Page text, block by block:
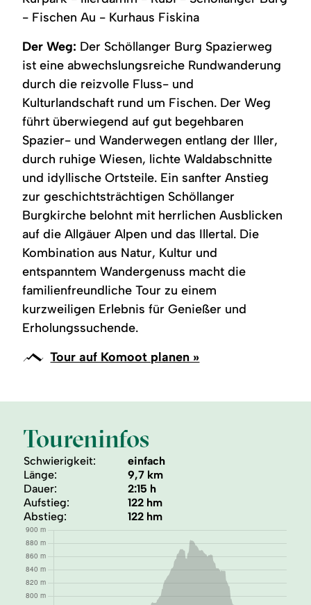
Kurpark
ergeben
die
imposantem
Nebelhorn
Rubihorn
- Fischen Au - Kurhaus Fiskina
Der Weg: Der Schöllanger Burg Spazierweg
ist eine abwechslungsreiche Rundwanderung
durch die reizvolle Fluss- und
Kulturlandschaft rund um Fischen. Der Weg
führt überwiegend auf gut begehbaren
Spazier- und Wanderwegen entlang der Iller,
durch ruhige Wiesen, lichte Waldabschnitte
und idyllische Ortsteile. Ein sanfter Anstieg
zur geschichtsträchtigen Schöllanger
Burgkirche belohnt mit herrlichen Ausblicken
auf die Allgäuer Alpen und das Illertal. Die
Kombination aus Natur, Kultur und
entspanntem Wandergenuss macht die
familienfreundliche Tour zu einem
kurzweiligen Erlebnis für Genießer und
Erholungssuchende.
Tour auf Komoot planen »
Toureninfos
Schwierigkeit:
einfach
Länge:
9,7 km
Dauer:
2:15 h
Aufstieg:
122 hm
Abstieg:
122 hm